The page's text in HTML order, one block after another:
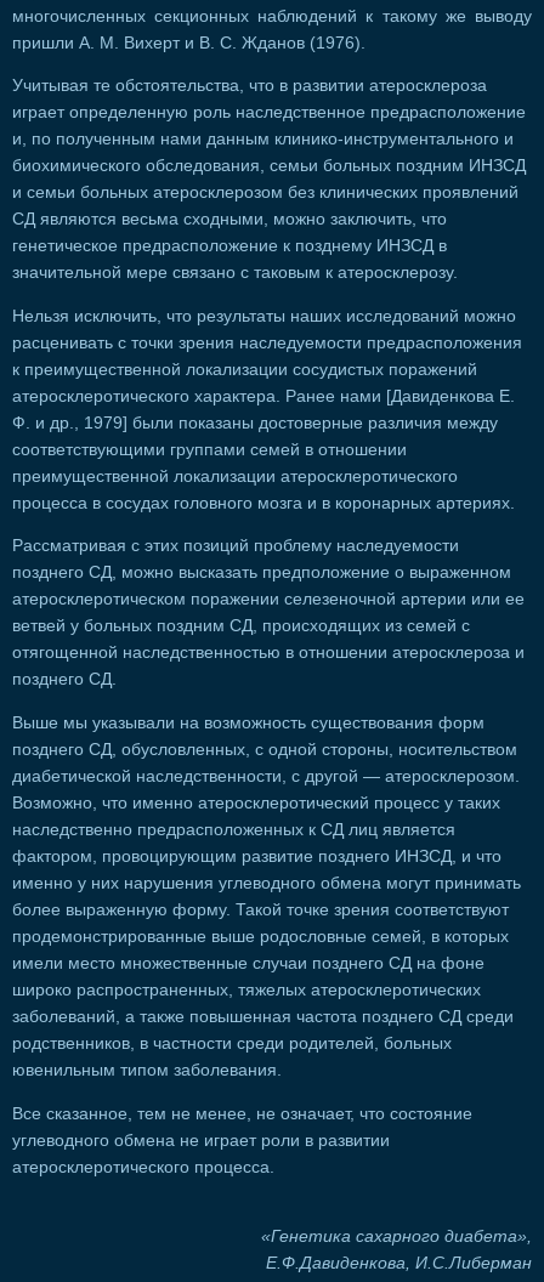
многочисленных секционных наблюдений к такому же выводу
пришли А. М. Вихерт и В. С. Жданов (1976).
Учитывая те обстоятельства, что в развитии атеросклероза
играет определенную роль наследственное предрасположение
и, по полученным нами данным клинико-инструментального и
биохимического обследования, семьи больных поздним ИНЗСД
и семьи больных атеросклерозом без клинических проявлений
СД являются весьма сходными, можно заключить, что
генетическое предрасположение к позднему ИНЗСД в
значительной мере связано с таковым к атеросклерозу.
Нельзя исключить, что результаты наших исследований можно
расценивать с точки зрения наследуемости предрасположения
к преимущественной локализации сосудистых поражений
атеросклеротического характера. Ранее нами [Давиденкова Е.
Ф. и др., 1979] были показаны достоверные различия между
соответствующими группами семей в отношении
преимущественной локализации атеросклеротического
процесса в сосудах головного мозга и в коронарных артериях.
Рассматривая с этих позиций проблему наследуемости
позднего СД, можно высказать предположение о выраженном
атеросклеротическом поражении селезеночной артерии или ее
ветвей у больных поздним СД, происходящих из семей с
отягощенной наследственностью в отношении атеросклероза и
позднего СД.
Выше мы указывали на возможность существования форм
позднего СД, обусловленных, с одной стороны, носительством
диабетической наследственности, с другой — атеросклерозом.
Возможно, что именно атеросклеротический процесс у таких
наследственно предрасположенных к СД лиц является
фактором, провоцирующим развитие позднего ИНЗСД, и что
именно у них нарушения углеводного обмена могут принимать
более выраженную форму. Такой точке зрения соответствуют
продемонстрированные выше родословные семей, в которых
имели место множественные случаи позднего СД на фоне
широко распространенных, тяжелых атеросклеротических
заболеваний, а также повышенная частота позднего СД среди
родственников, в частности среди родителей, больных
ювенильным типом заболевания.
Все сказанное, тем не менее, не означает, что состояние
углеводного обмена не играет роли в развитии
атеросклеротического процесса.
«Генетика сахарного диабета»,
Е.Ф.Давиденкова, И.С.Либерман